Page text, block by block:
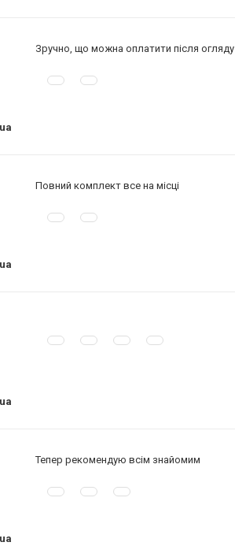
Зручно, що можна оплатити після огляду
Повний комплект все на місці
Тепер рекомендую всім знайомим